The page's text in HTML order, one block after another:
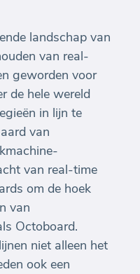
landschap van
van real-
geworden voor
de hele wereld
in lijn te
van
van real-time
om de hoek
van
Octoboard.
niet alleen het
ook een